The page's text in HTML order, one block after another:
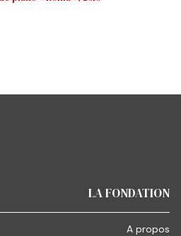
LA FONDATION
A propos